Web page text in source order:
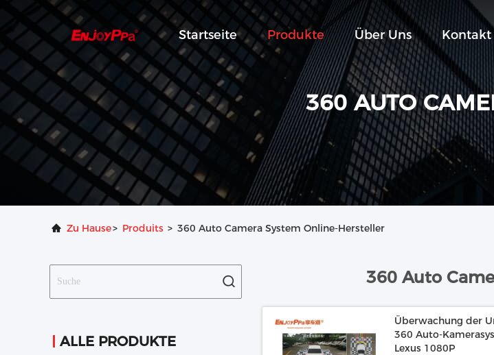
Startseite Produkte Über Uns Kontakt
360 AUTO
Zu Hause> Produits > 360 Auto Camera System Online-Hersteller
ALLE PRODUKTE
360 Auto
Überwachung der
360 Auto-
Lexus 1080P